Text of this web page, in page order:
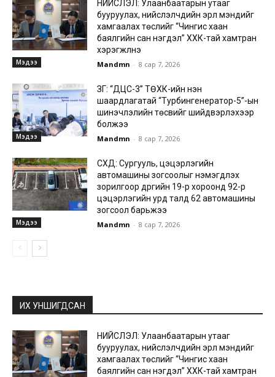
Мэдээ
НИЙСЛЭЛ: Улаанбаатарын утааг
бууруулах, нийслэлчүүдийн эрүүл мэндийг
хамгаалах төслийг “Чингис хаан
баялгийн сан нэгдэл” ХХК-тай хамтран
хэрэгжүүлнэ
Mandmn - 8 сар 7, 2026
Мэдээ
ЗГ: “ДЦС-3” ТӨХК-ийн нэн
шаардлагатай “Турбингенератор-5”-ын
шинэчлэлийн төсвийг шийдвэрлэхээр
болжээ
Mandmn - 8 сар 7, 2026
Мэдээ
СХД: Сургууль, цэцэрлэгийн
автомашины зогсоолыг нэмэгдүүлэх
зорилгоор дүүргийн 19-р хороонд 92-р
цэцэрлэгийн урд талд 62 автомашины
зогсоол барьжээ
Mandmn - 8 сар 7, 2026
ИХ УНШИГДСАН
НИЙСЛЭЛ: Улаанбаатарын утааг
бууруулах, нийслэлчүүдийн эрүүл мэндийг
хамгаалах төслийг “Чингис хаан
баялгийн сан нэгдэл” ХХК-тай хамтран